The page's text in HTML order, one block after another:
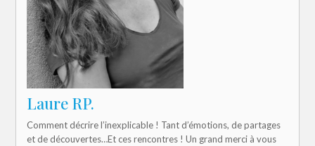
Laure RP.
Comment décrire l’inexplicable ! Tant d’émotions, de partages
et de découvertes…Et ces rencontres ! Un grand merci à vous